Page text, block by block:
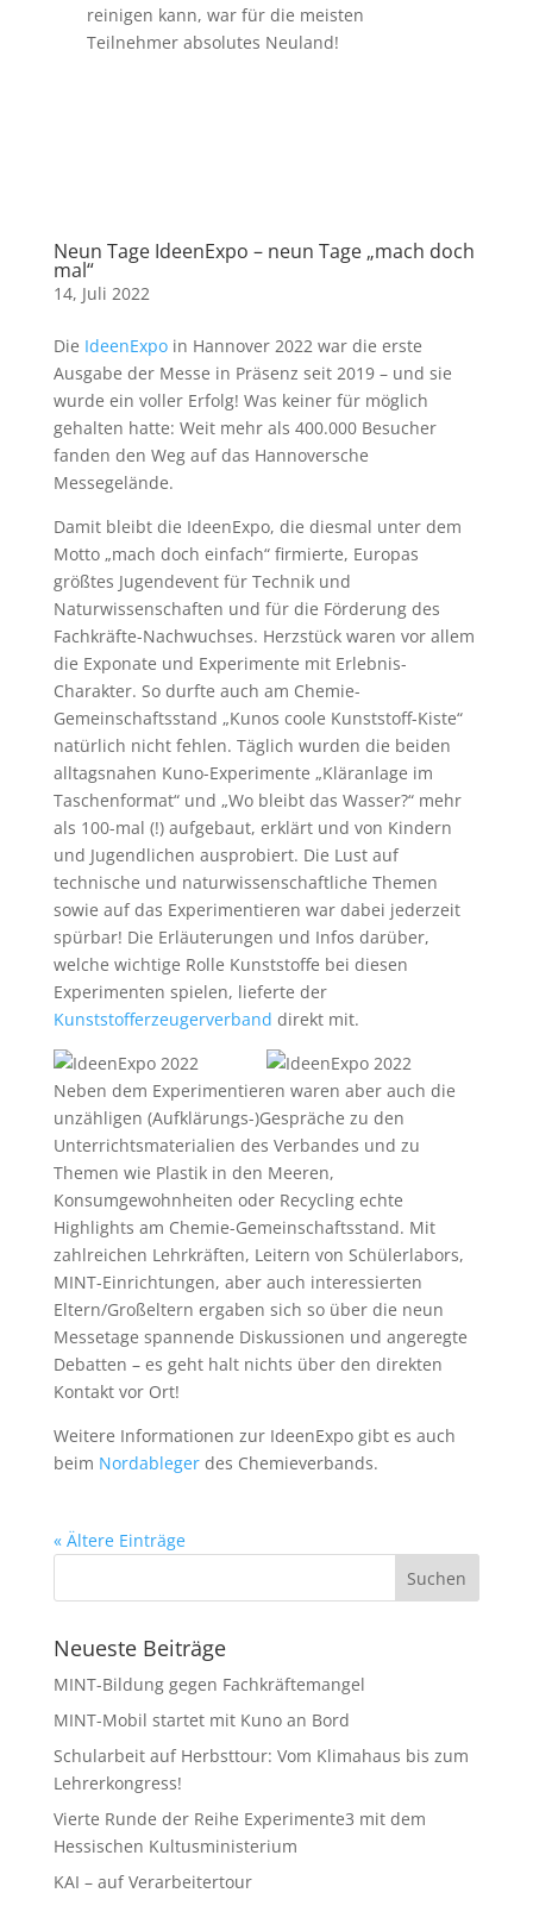
reinigen kann, war für die meisten
Teilnehmer absolutes Neuland!
Neun Tage IdeenExpo – neun Tage „mach doch
mal“
14, Juli 2022
Die IdeenExpo in Hannover 2022 war die erste
Ausgabe der Messe in Präsenz seit 2019 – und sie
wurde ein voller Erfolg! Was keiner für möglich
gehalten hatte: Weit mehr als 400.000 Besucher
fanden den Weg auf das Hannoversche
Messegelände.
Damit bleibt die IdeenExpo, die diesmal unter dem
Motto „mach doch einfach“ firmierte, Europas
größtes Jugendevent für Technik und
Naturwissenschaften und für die Förderung des
Fachkräfte-Nachwuchses. Herzstück waren vor allem
die Exponate und Experimente mit Erlebnis-
Charakter. So durfte auch am Chemie-
Gemeinschaftsstand „Kunos coole Kunststoff-Kiste“
natürlich nicht fehlen. Täglich wurden die beiden
alltagsnahen Kuno-Experimente „Kläranlage im
Taschenformat“ und „Wo bleibt das Wasser?“ mehr
als 100-mal (!) aufgebaut, erklärt und von Kindern
und Jugendlichen ausprobiert. Die Lust auf
technische und naturwissenschaftliche Themen
sowie auf das Experimentieren war dabei jederzeit
spürbar! Die Erläuterungen und Infos darüber,
welche wichtige Rolle Kunststoffe bei diesen
Experimenten spielen, lieferte der
Kunststofferzeugerverband direkt mit.
Neben dem Experimentieren waren aber auch die
unzähligen (Aufklärungs-)Gespräche zu den
Unterrichtsmaterialien des Verbandes und zu
Themen wie Plastik in den Meeren,
Konsumgewohnheiten oder Recycling echte
Highlights am Chemie-Gemeinschaftsstand. Mit
zahlreichen Lehrkräften, Leitern von Schülerlabors,
MINT-Einrichtungen, aber auch interessierten
Eltern/Großeltern ergaben sich so über die neun
Messetage spannende Diskussionen und angeregte
Debatten – es geht halt nichts über den direkten
Kontakt vor Ort!
Weitere Informationen zur IdeenExpo gibt es auch
beim Nordablegerdes Chemieverbands.
« Ältere Einträge
Neueste Beiträge
MINT-Bildung gegen Fachkräftemangel
MINT-Mobil startet mit Kuno an Bord
Schularbeit auf Herbsttour: Vom Klimahaus bis zum
Lehrerkongress!
Vierte Runde der Reihe Experimente3 mit dem
Hessischen Kultusministerium
KAI – auf Verarbeitertour